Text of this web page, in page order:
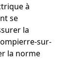
à
se
la
sur-
la norme